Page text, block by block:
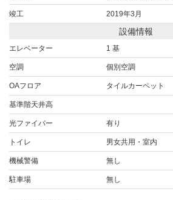
竣工 2019年3月
設備情報
エレベーター 1 基
空調 個別空調
OAフロア タイルカーペット
基準階天井高
光ファイバー 有り
トイレ 男女共用・室内
機械警備 無し
駐車場 無し